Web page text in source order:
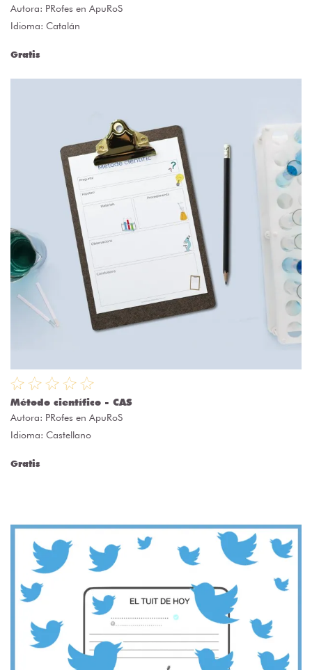
Autora: PRofes en ApuRoS
Idioma: Catalán
Gratis
Método científico - CAS
Autora: PRofes en ApuRoS
Idioma: Castellano
Gratis